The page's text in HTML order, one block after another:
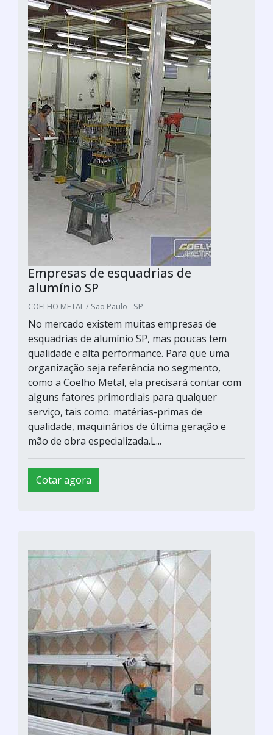
Empresas de esquadrias de
alumínio SP
COELHO METAL / São Paulo - SP
No mercado existem muitas empresas de
esquadrias de alumínio SP, mas poucas tem
qualidade e alta performance. Para que uma
organização seja referência no segmento,
como a Coelho Metal, ela precisará contar com
alguns fatores primordiais para qualquer
serviço, tais como: matérias-primas de
qualidade, maquinários de última geração e
mão de obra especializada.L...
Cotar agora